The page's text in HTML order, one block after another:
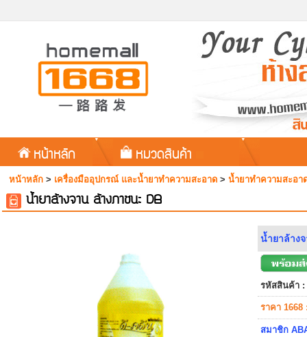
หน้าหลัก หมวดสินค้า
หน้าหลัก > เครื่องมืออุปกรณ์ และน้ำยาทำความสะอาด > น้ำยาทำความสะอา
น้ำยาล้างจาน ล้างภาชนะ DB
น้ำยาล้าง
รหัสสินค้า :
ราคา 1668
สมาชิก